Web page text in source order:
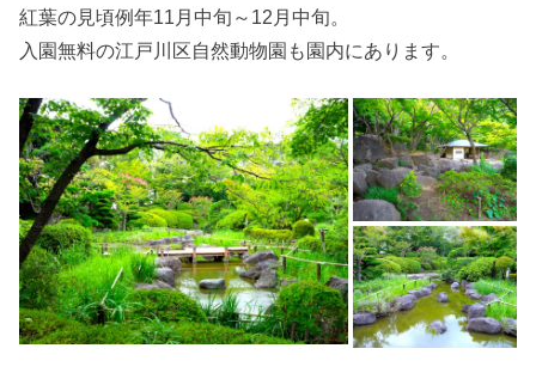
紅葉の見頃例年11月中旬～12月中旬。
入園無料の江戸川区自然動物園も園内にあります。